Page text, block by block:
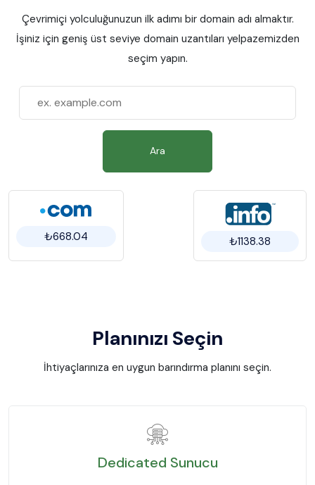
Çevrimiçi yolculuğunuzun ilk adımı bir domain adı almaktır.
İşiniz için geniş üst seviye domain uzantıları yelpazemizden
seçim yapın.
Ara
₺668.04 ₺1138.38
Planınızı Seçin
İhtiyaçlarınıza en uygun barındırma planını seçin.
Dedicated Sunucu